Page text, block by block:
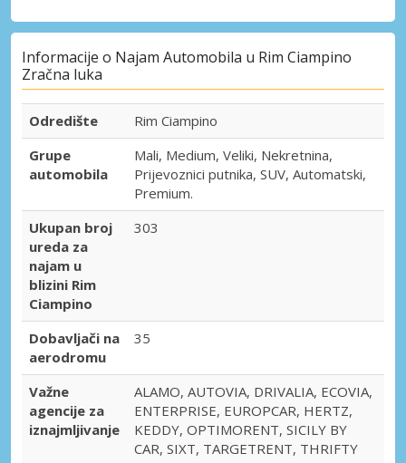
Informacije o Najam Automobila u Rim Ciampino
Zračna luka
Odredište
Rim Ciampino
Grupe
automobila
Mali, Medium, Veliki, Nekretnina,
Prijevoznici putnika, SUV, Automatski,
Premium.
Ukupan broj
ureda za
najam u
blizini Rim
Ciampino
303
Dobavljači na
aerodromu
35
Važne
agencije za
iznajmljivanje
ALAMO, AUTOVIA, DRIVALIA, ECOVIA,
ENTERPRISE, EUROPCAR, HERTZ,
KEDDY, OPTIMORENT, SICILY BY
CAR, SIXT, TARGETRENT, THRIFTY